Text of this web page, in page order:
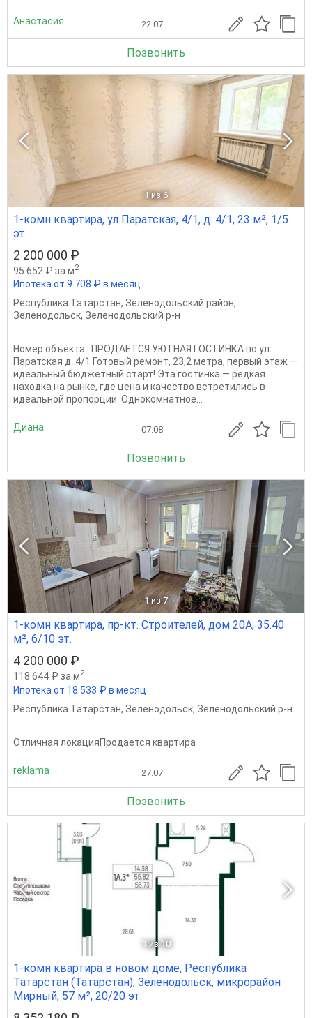
Анастасия 22.07
Позвонить
1 из 6
1-комн квартира, ул Паратская, 4/1, д. 4/1, 23 м², 1/5
эт.
2 200 000 ₽
95 652 ₽ за м2
Ипотека от 9 708 ₽ в месяц
Республика Татарстан, Зеленодольский район,
Зеленодольск, Зеленодольский р-н
Номер объекта:. ПРОДАЕТСЯ УЮТНАЯ ГОСТИНКА по ул.
Паратская д. 4/1 Готовый ремонт, 23,2 метра, первый этаж —
идеальный бюджетный старт! Эта гостинка — редкая
находка на рынке, где цена и качество встретились в
идеальной пропорции. Однокомнатное...
Диана 07.08
Позвонить
1 из 7
1-комн квартира, пр-кт. Строителей, дом 20А, 35.40
м², 6/10 эт.
4 200 000 ₽
118 644 ₽ за м2
Ипотека от 18 533 ₽ в месяц
Республика Татарстан, Зеленодольск, Зеленодольский р-н
Отличная локацияПродается квартира
reklama 27.07
Позвонить
1 из 10
1-комн квартира в новом доме, Республика
Татарстан (Татарстан), Зеленодольск, микрорайон
Мирный, 57 м², 20/20 эт.